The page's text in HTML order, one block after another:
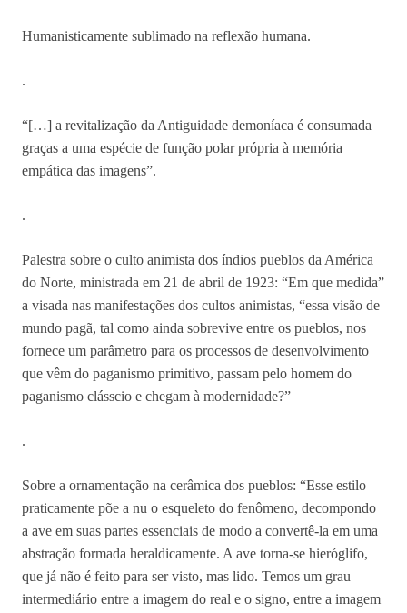
Humanisticamente sublimado na reflexão humana.
.
“[…] a revitalização da Antiguidade demoníaca é consumada
graças a uma espécie de função polar própria à memória
empática das imagens”.
.
Palestra sobre o culto animista dos índios pueblos da América
do Norte, ministrada em 21 de abril de 1923: “Em que medida”
a visada nas manifestações dos cultos animistas, “essa visão de
mundo pagã, tal como ainda sobrevive entre os pueblos, nos
fornece um parâmetro para os processos de desenvolvimento
que vêm do paganismo primitivo, passam pelo homem do
paganismo clásscio e chegam à modernidade?”
.
Sobre a ornamentação na cerâmica dos pueblos: “Esse estilo
praticamente põe a nu o esqueleto do fenômeno, decompondo
a ave em suas partes essenciais de modo a convertê-la em uma
abstração formada heraldicamente. A ave torna-se hieróglifo,
que já não é feito para ser visto, mas lido. Temos um grau
intermediário entre a imagem do real e o signo, entre a imagem